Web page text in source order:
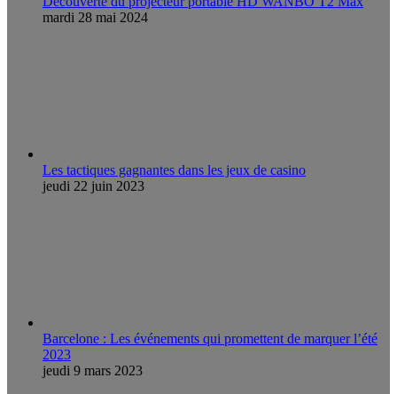
mardi 28 mai 2024
Les tactiques gagnantes dans les jeux de casino
jeudi 22 juin 2023
Barcelone : Les événements qui promettent de marquer l’été
2023
jeudi 9 mars 2023